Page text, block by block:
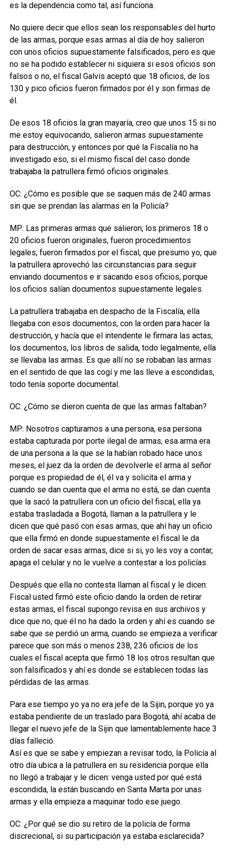
es la dependencia como tal, así funciona.
No quiere decir que ellos sean los responsables del hurto
de las armas, porque esas armas al día de hoy salieron
con unos oficios supuestamente falsificados, pero es que
no se ha podido establecer ni siquiera si esos oficios son
falsos o no, el fiscal Galvis aceptó que 18 oficios, de los
130 y pico oficios fueron firmados por él y son firmas de
él.
De esos 18 oficios la gran mayaría, creo que unos 15 si no
me estoy equivocando, salieron armas supuestamente
para destrucción, y entonces por qué la Fiscalía no ha
investigado eso, si el mismo fiscal del caso donde
trabajaba la patrullera firmó oficios originales.
OC: ¿Cómo es posible que se saquen más de 240 armas
sin que se prendan las alarmas en la Policía?
MP: Las primeras armas que salieron, los primeros 18 o
20 oficios fueron originales, fueron procedimientos
legales, fueron firmados por el fiscal, que presumo yo, que
la patrullera aprovechó las circunstancias para seguir
enviando documentos e ir sacando esos oficios, porque
los oficios salían documentos supuestamente legales.
La patrullera trabajaba en despacho de la Fiscalía, ella
llegaba con esos documentos, con la orden para hacer la
destrucción, y hacía que el intendente le firmara las actas,
los documentos, los libros de salida, todo legalmente, ella
se llevaba las armas. Es que allí no se robaban las armas
en el sentido de que las cogí y me las lleve a escondidas,
todo tenía soporte documental.
OC: ¿Cómo se dieron cuenta de que las armas faltaban?
MP: Nosotros capturamos a una persona, esa persona
estaba capturada por porte ilegal de armas, esa arma era
de una persona a la que se la habían robado hace unos
meses, el juez da la orden de devolverle el arma al señor
porque es propiedad de él, él va y solicita el arma y
cuando se dan cuenta que el arma no está, se dan cuenta
que la sacó la patrullera con un oficio del fiscal, ella ya
estaba trasladada a Bogotá, llaman a la patrullera y le
dicen que qué pasó con esas armas, que ahí hay un oficio
que ella firmó en donde supuestamente el fiscal le da
orden de sacar esas armas, dice si si, yo les voy a contar,
apaga el celular y no le vuelve a contestar a los policías.
Después que ella no contesta llaman al fiscal y le dicen:
Fiscal usted firmó este oficio dando la orden de retirar
estas armas, el fiscal supongo revisa en sus archivos y
dice que no, que él no ha dado la orden y ahí es cuando se
sabe que se perdió un arma, cuando se empieza a verificar
parece que son más o menos 238, 236 oficios de los
cuales el fiscal acepta que firmó 18 los otros resultan que
son falsificados y ahí es donde se establecen todas las
pérdidas de las armas.
Para ese tiempo yo ya no era jefe de la Sijin, porque yo ya
estaba pendiente de un traslado para Bogotá, ahí acaba de
llegar el nuevo jefe de la Sijin que lamentablemente hace 3
días falleció.
Así es que se sabe y empiezan a revisar todo, la Policía al
otro día ubica a la patrullera en su residencia porque ella
no llegó a trabajar y le dicen: venga usted por qué está
escondida, la están buscando en Santa Marta por unas
armas y ella empieza a maquinar todo ese juego.
OC: ¿Por qué se dio su retiro de la policía de forma
discrecional, si su participación ya estaba esclarecida?